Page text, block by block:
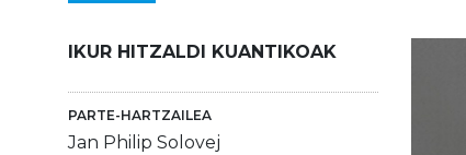
IKUR HITZALDI KUANTIKOAK
PARTE-HARTZAILEA
Jan Philip Solovej